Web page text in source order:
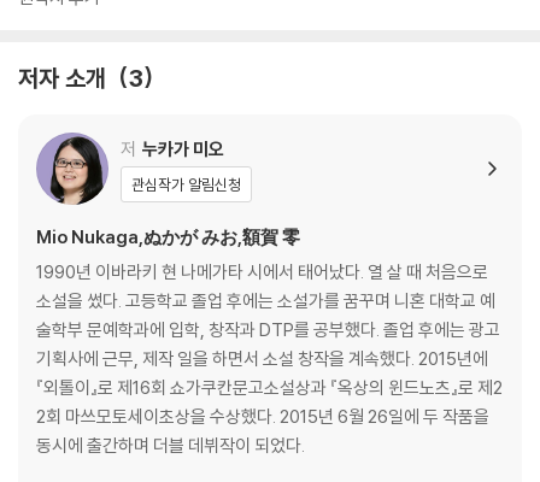
저자 소개 3
저 누카가 미오
관심작가 알림신청
Mio Nukaga,ぬかが みお,額賀 零
1990년 이바라키 현 나메가타 시에서 태어났다. 열 살 때 처음으로
소설을 썼다. 고등학교 졸업 후에는 소설가를 꿈꾸며 니혼 대학교 예
술학부 문예학과에 입학, 창작과 DTP를 공부했다. 졸업 후에는 광고
기획사에 근무, 제작 일을 하면서 소설 창작을 계속했다. 2015년에
『외톨이』로 제16회 쇼가쿠칸문고소설상과 『옥상의 윈드노츠』로 제2
2회 마쓰모토세이초상을 수상했다. 2015년 6월 26일에 두 작품을
동시에 출간하며 더블 데뷔작이 되었다.